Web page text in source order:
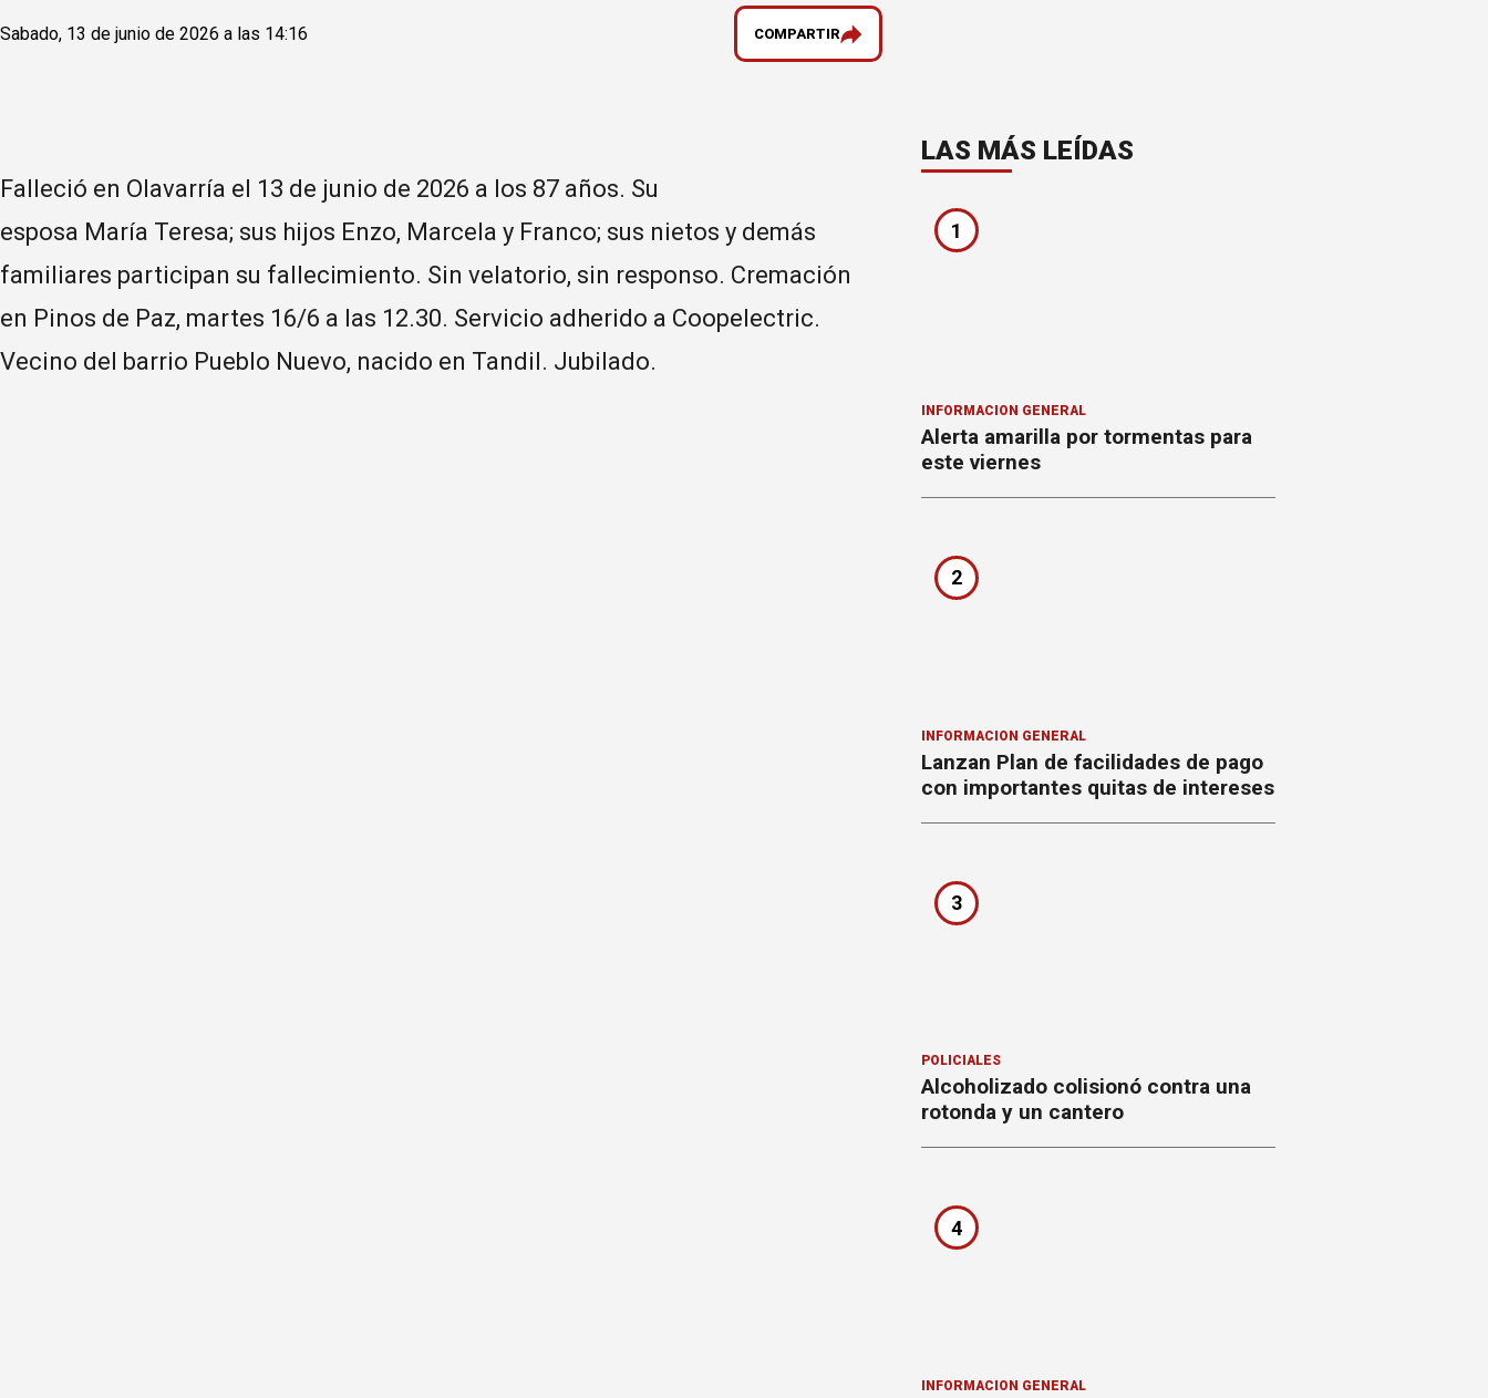
Sabado, 13 de junio de 2026 a las 14:16 COMPARTIR
Falleció en Olavarría el 13 de junio de 2026 a los 87 años. Su
esposa María Teresa; sus hijos Enzo, Marcela y Franco; sus nietos y demás
familiares participan su fallecimiento. Sin velatorio, sin responso. Cremación
en Pinos de Paz, martes 16/6 a las 12.30. Servicio adherido a Coopelectric.
Vecino del barrio Pueblo Nuevo, nacido en Tandil. Jubilado.
LAS MÁS LEÍDAS
1
INFORMACION GENERAL
Alerta amarilla por tormentas para
este viernes
2
INFORMACION GENERAL
Lanzan Plan de facilidades de pago
con importantes quitas de intereses
3
POLICIALES
Alcoholizado colisionó contra una
rotonda y un cantero
4
INFORMACION GENERAL